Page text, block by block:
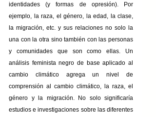
identidades (y formas de opresión). Por
ejemplo, la raza, el género, la edad, la clase,
la migración, etc. y sus relaciones no solo la
una con la otra sino también con las personas
y comunidades que son como ellas. Un
análisis feminista negro de base aplicado al
cambio climático agrega un nivel de
comprensión al cambio climático, la raza, el
género y la migración. No solo significaría
estudios e investigaciones sobre las diferentes